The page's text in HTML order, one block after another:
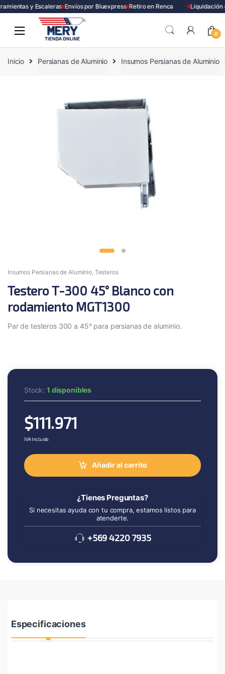
y Escaleras Envíos por Bluexpress Retiro en Renca Liquidación
0
Inicio Persianas de Aluminio Insumos Persianas de Aluminio
Insumos Persianas de Aluminio, Testeros
Testero T-300 45° Blanco con
rodamiento MGT1300
Par de testeros 300 a 45° para persianas de aluminio.
Stock:1 disponibles
$111.971
IVA Incluido
Añadir al carrito
¿Tienes Preguntas?
Si necesitas ayuda con tu compra, estamos listos para
atenderte.
+569 4220 7935
Especificaciones